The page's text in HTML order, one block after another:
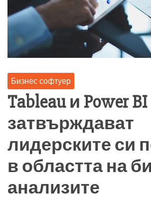
Бизнес софтуер
Tableau и Power BI
затвърждават
лидерските си
в областта на
анализите